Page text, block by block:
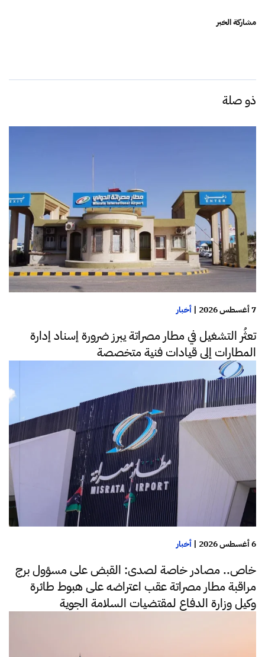
مشاركة الخبر
ذو صلة
7 أغسطس 2026 | أخبار
تعثُر التشغيل في مطار مصراتة يبرز ضرورة إسناد إدارة
المطارات إلى قيادات فنية متخصصة
6 أغسطس 2026 | أخبار
خاص.. مصادر خاصة لصدى: القبض على مسؤول برج
مراقبة مطار مصراتة عقب اعتراضه على هبوط طائرة
وكيل وزارة الدفاع لمقتضيات السلامة الجوية